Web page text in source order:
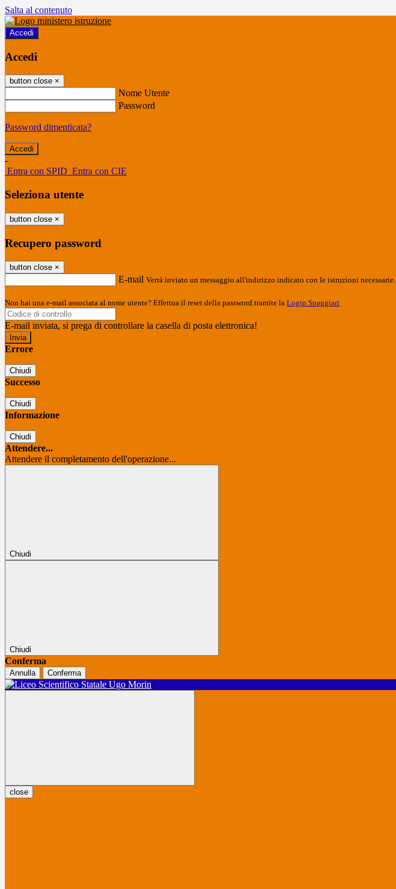
Salta al contenuto
Accedi
Accedi
button close ×
Nome Utente
Password
Password dimenticata?
-
Entra con SPID Entra con CIE
Seleziona utente
button close ×
Recupero password
button close ×
E-mail Verrà inviato un messaggio all'indirizzo indicato con le istruzioni necessarie.
Non hai una e-mail associata al nome utente? Effettua il reset della password tramite la Login Spaggiari
E-mail inviata, si prega di controllare la casella di posta elettronica!
Errore
Chiudi
Successo
Chiudi
Informazione
Chiudi
Attendere...
Attendere il completamento dell'operazione...
Chiudi
Chiudi
Conferma
Annulla Conferma
close